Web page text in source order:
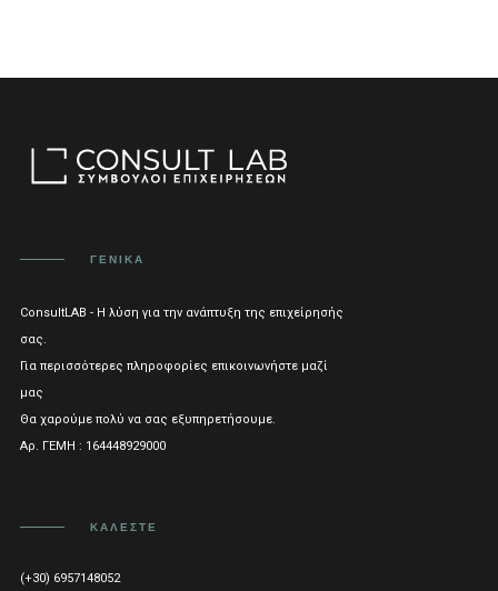
ΓΕΝΙΚΑ
ConsultLAB - Η λύση για την ανάπτυξη της επιχείρησής
σας.
Για περισσότερες πληροφορίες επικοινωνήστε μαζί
μας
Θα χαρούμε πολύ να σας εξυπηρετήσουμε.
Αρ. ΓΕΜΗ : 164448929000
ΚΑΛΈΣΤΕ
(+30) 6957148052